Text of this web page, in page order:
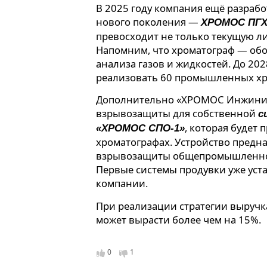
В 2025 году компания ещё
нового поколения — ХРОМОС
превосходит не только текущую
Напомним, что хроматограф —
анализа газов и жидкостей. До
реализовать 60 промышленных
Дополнительно «ХРОМОС
взрывозащиты для собственной
«ХРОМОС СПО-1», которая будет
хроматографах. Устройство
взрывозащиты
Первые системы продувки уже
компании.
При реализации стратегии
может вырасти более чем на 15%.
0 1